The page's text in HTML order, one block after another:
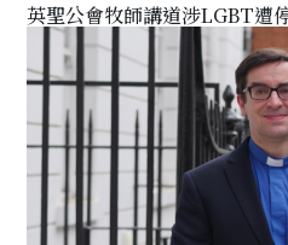
英聖公會牧師講道涉LGBT遭